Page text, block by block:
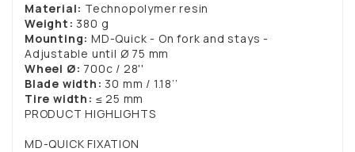
Material: Technopolymer resin
Weight: 380 g
Mounting: MD-Quick - On fork and stays -
Adjustable until Ø 75 mm
Wheel Ø: 700c / 28''
Blade width: 30 mm / 1.18’’
Tire width: ≤ 25 mm
PRODUCT HIGHLIGHTS
MD-QUICK FIXATION